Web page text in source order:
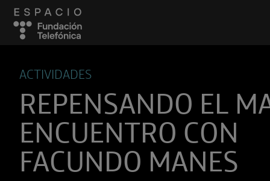
ACTIVIDADES
REPENSANDO EL
ENCUENTRO CON
FACUNDO MANES